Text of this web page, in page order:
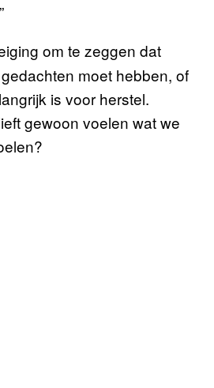
om te zeggen dat
moet hebben, of
is voor herstel.
gewoon voelen wat we